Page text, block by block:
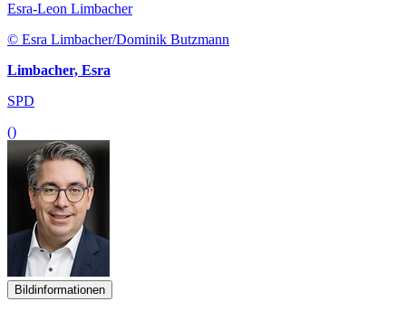
Esra-Leon Limbacher
© Esra Limbacher/Dominik Butzmann
Limbacher, Esra
SPD
()
Bildinformationen